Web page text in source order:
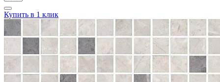
Купить в 1 клик